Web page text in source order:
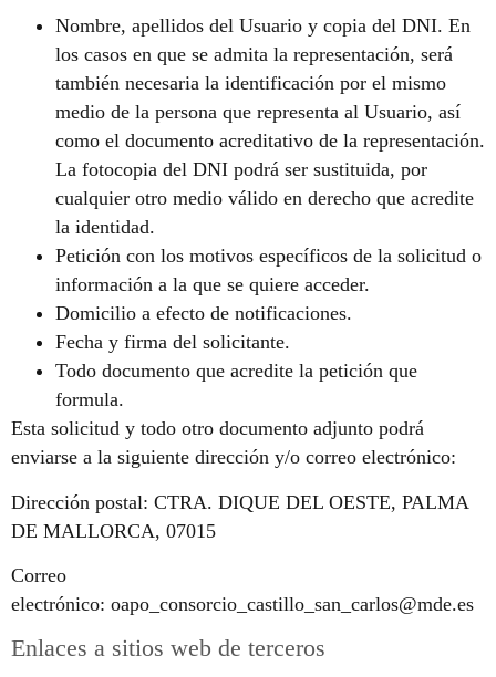
Nombre, apellidos del Usuario y copia del DNI. En
los casos en que se admita la representación, será
también necesaria la identificación por el mismo
medio de la persona que representa al Usuario, así
como el documento acreditativo de la representación.
La fotocopia del DNI podrá ser sustituida, por
cualquier otro medio válido en derecho que acredite
la identidad.
Petición con los motivos específicos de la solicitud o
información a la que se quiere acceder.
Domicilio a efecto de notificaciones.
Fecha y firma del solicitante.
Todo documento que acredite la petición que
formula.
Esta solicitud y todo otro documento adjunto podrá
enviarse a la siguiente dirección y/o correo electrónico:
Dirección postal: CTRA. DIQUE DEL OESTE, PALMA
DE MALLORCA, 07015
Correo
electrónico: oapo_consorcio_castillo_san_carlos@mde.es
Enlaces a sitios web de terceros